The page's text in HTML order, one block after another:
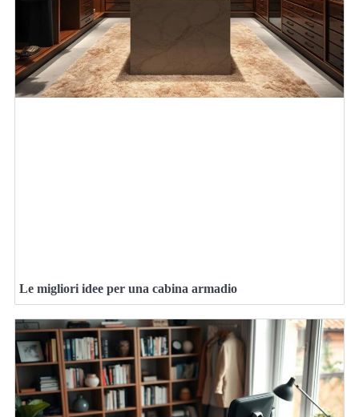
Le migliori idee per una cabina armadio